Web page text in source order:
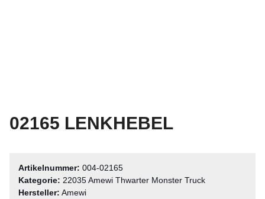
02165 LENKHEBEL
Artikelnummer: 004-02165
Kategorie: 22035 Amewi Thwarter Monster Truck
Hersteller: Amewi